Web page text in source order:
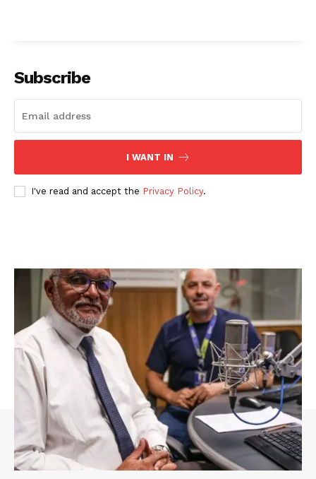
Subscribe
I WANT IN
I've read and accept the Privacy Policy.